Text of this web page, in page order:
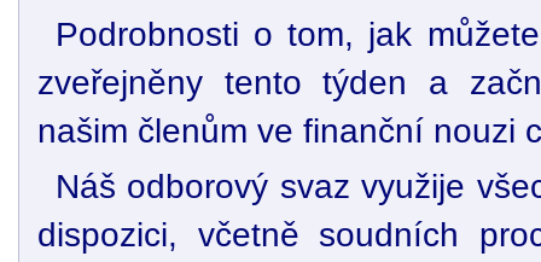
Podrobnosti o tom, jak
zveřejněny tento týden a
našim členům ve finanční nouzi
Náš odborový svaz využije
dispozici, včetně soudních